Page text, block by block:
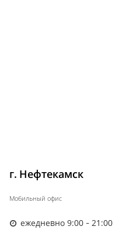
г. Нефтекамск
Мобильный офис
ежедневно 9:00 - 21:00